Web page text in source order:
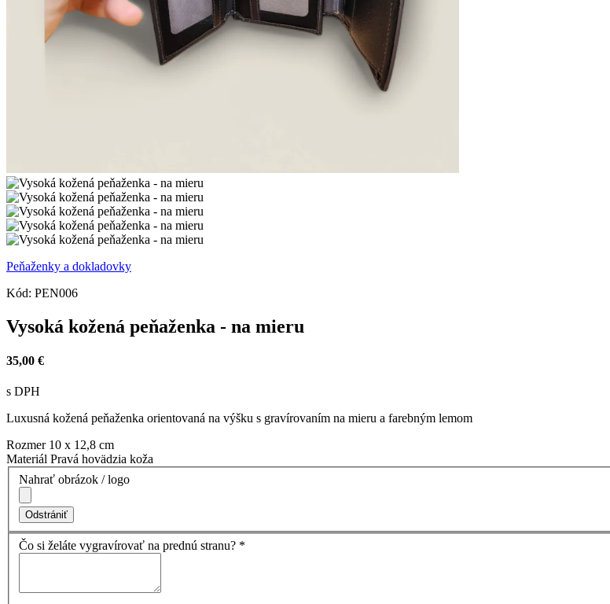
Peňaženky a dokladovky
Kód: PEN006
Vysoká kožená peňaženka - na mieru
35,00 €
s DPH
Luxusná kožená peňaženka orientovaná na výšku s gravírovaním na mieru a farebným lemom
Rozmer 10 x 12,8 cm
Materiál Pravá hovädzia koža
Nahrať obrázok / logo
Odstrániť
Čo si želáte vygravírovať na prednú stranu? *